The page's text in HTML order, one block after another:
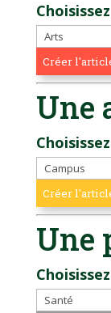
Une
Une